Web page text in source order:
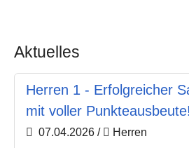
Aktuelles
Herren 1 - Erfolgreicher
mit voller Punkteausbeute!
07.04.2026 / Herren